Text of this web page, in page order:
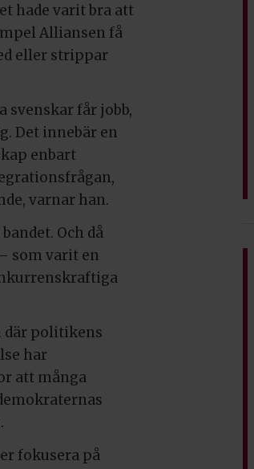
hade varit bra att
Alliansen få
eller strippar
svenskar får jobb,
Det innebär en
enbart
varnar han.
Och då
som varit en
där politikens
har
att många
fokusera på